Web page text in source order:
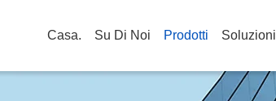
Casa. Su Di Noi Prodotti Soluzioni